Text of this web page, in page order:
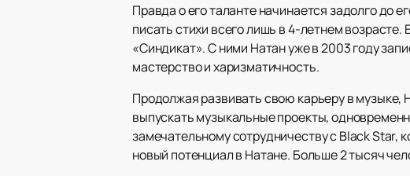
Правда о его таланте начинается задолго до
писать стихи всего лишь в 4-летнем возрасте.
«Синдикат». С ними Натан уже в 2003 году
мастерство и харизматичность.
Продолжая развивать свою карьеру в музыке,
выпускать музыкальные проекты,
замечательному сотрудничеству с Black Star,
новый потенциал в Натане. Больше 2 тысяч